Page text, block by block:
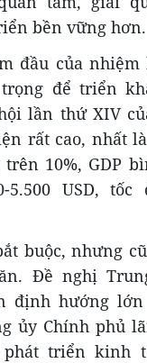
bền vững hơn.
đầu của
để triển
lần thứ XIV
rất cao, nhất
10%, GDP
5.500 USD, tốc
buộc, nhưng
Đề nghị
định hướng
ủy Chính phủ
triển kinh